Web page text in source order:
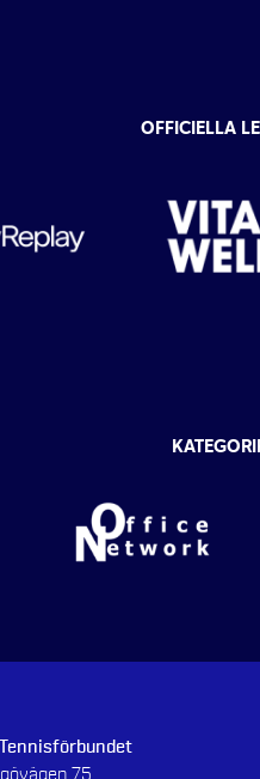
OFFICIELLA
75